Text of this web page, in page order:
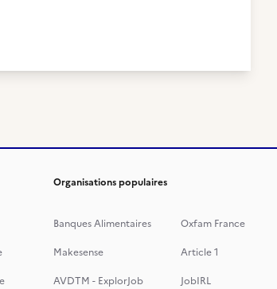
Organisations populaires
Banques Alimentaires
Oxfam France
Makesense
Article 1
AVDTM - ExplorJob
JobIRL